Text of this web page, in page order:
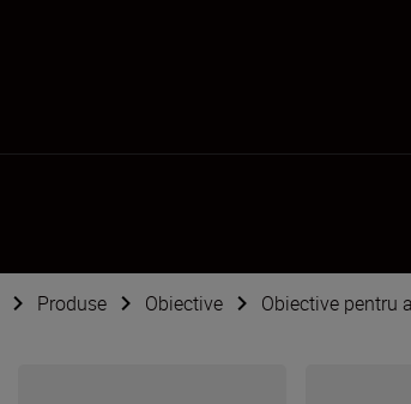
Produse Obiective
Obiective pentru